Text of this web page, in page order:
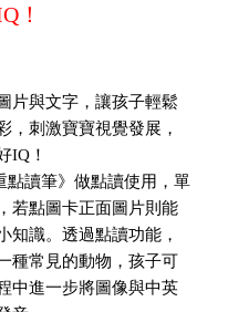
！
片與文字，讓孩子輕鬆
，刺激寶寶視覺發展，
IQ！
點讀筆》做點讀使用，單
若點圖卡正面圖片則能
知識。透過點讀功能，
種常見的動物，孩子可
中進一步將圖像與中英